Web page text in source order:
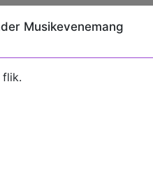
Musikevenemang
flik.